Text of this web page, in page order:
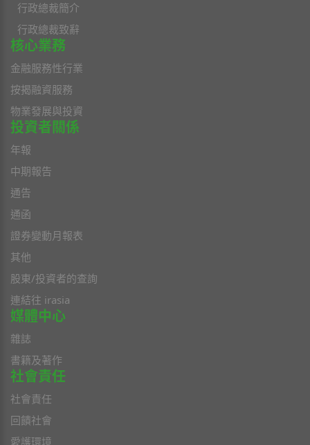
行政總裁簡介
行政總裁致辭
核心業務
金融服務性行業
按揭融資服務
物業發展與投資
投資者關係
年報
中期報告
通告
通函
證券變動月報表
其他
股東/投資者的查詢
連結往 irasia
媒體中心
雜誌
書籍及著作
社會責任
社會責任
回饋社會
愛護環境